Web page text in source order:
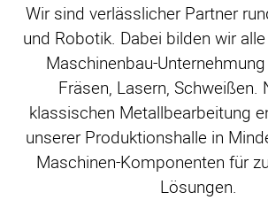
Wir sind verlässlicher Partner
und Robotik. Dabei bilden wir
Maschinenbau-
Fräsen, Lasern, Schweißen.
klassischen Metallbearbeitung
unserer Produktionshalle in
Maschinen-Komponenten für
Lösungen.